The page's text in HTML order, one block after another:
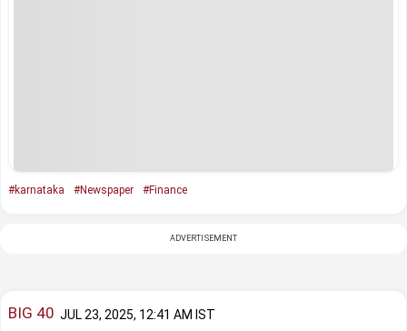
#karnataka #Newspaper #Finance
ADVERTISEMENT
BIG 40 JUL 23, 2025, 12:41 AM IST